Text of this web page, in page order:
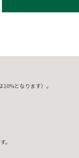
となります）。
。